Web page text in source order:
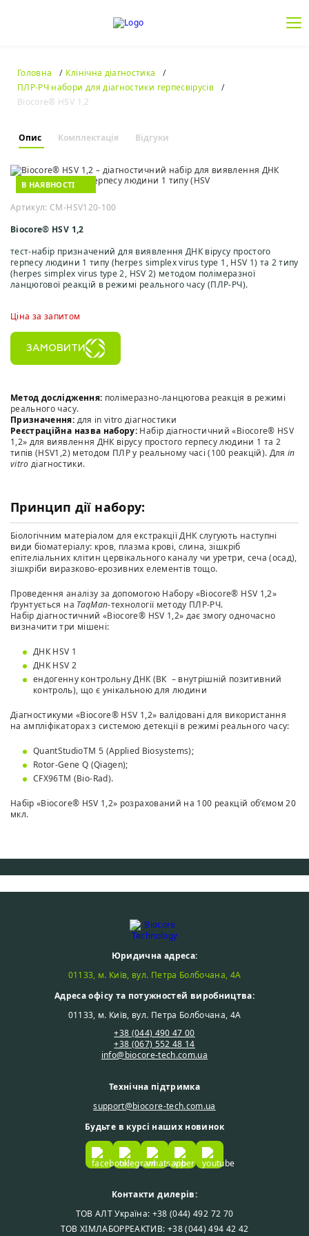
Головна
Клінічна діагностика
ПЛР-РЧ набори для діагностики герпесвірусів
Biocore® HSV 1,2
Опис Комплектація Відгуки
В НАЯВНОСТІ
Артикул: CM-HSV120-100
Biocore® HSV 1,2
тест-набір призначений для виявлення ДНК вірусу простого
герпесу людини 1 типу (herpes simplex virus type 1, HSV 1) та 2 типу
(herpes simplex virus type 2, HSV 2) методом полімеразної
ланцюгової реакцій в режимі реального часу (ПЛР-РЧ).
Ціна за запитом
ЗАМОВИТИ
Метод дослідження: полімеразно-ланцюгова реакція в режимі
реального часу.
Призначення: для in vitro діагностики
Реєстраційна назва набору: Набір діагностичний «Biocore® HSV
1,2» для виявлення ДНК вірусу простого герпесу людини 1 та 2
типів (HSV1,2) методом ПЛР у реальному часі (100 реакцій). Дляin
vitroдіагностики.
Принцип дії набору:
Біологічним матеріалом для екстракції ДНК слугують наступні
види біоматеріалу: кров, плазма крові, слина, зішкріб
епітеліальних клітин цервікального каналу чи уретри, сеча (осад),
зішкріби виразково-ерозивних елементів тощо.
Проведення аналізу за допомогою Набору «Biocore® HSV 1,2»
ґрунтується на TaqMan-технології методу ПЛР-РЧ.
Набір діагностичний «Biocore® HSV 1,2» дає змогу одночасно
визначити три мішені:
ДНК HSV 1
ДНК HSV 2
ендогенну контрольну ДНК (ВК – внутрішній позитивний
контроль), що є унікальною для людини
Діагностикуми «Biocore® HSV 1,2» валідовані для використання
на ампліфікаторах з системою детекції в режимі реального часу:
QuantStudioTM 5 (Applied Biosystems);
Rotor-Gene Q (Qiagen);
CFX96TM (Bio-Rad).
Набір «Biocore® HSV 1,2» розрахований на 100 реакцій об’ємом 20
мкл.
Юридична адреса:
01133, м. Київ, вул. Петра Болбочана, 4А
Адреса офісу та потужностей виробництва:
01133, м. Київ, вул. Петра Болбочана, 4А
+38 (044) 490 47 00
+38 (067) 552 48 14
info@biocore-tech.com.ua
Технічна підтримка
support@biocore-tech.com.ua
Будьте в курсі наших новинок
Контакти дилерів:
ТОВ АЛТ Україна: +38 (044) 492 72 70
ТОВ ХІМЛАБОРРЕАКТИВ: +38 (044) 494 42 42